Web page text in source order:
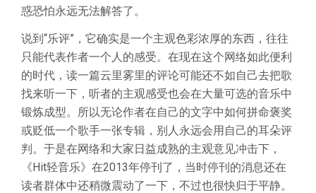
惑恐怕永远无法解答了。
说到“乐评”，它确实是一个主观色彩浓厚的东西，往往
只能代表作者一个人的感受。在现在这个网络如此便利
的时代，读一篇云里雾里的评论可能还不如自己去把歌
找来听一下，听者的主观感受也会在大量可选的音乐中
锻炼成型。所以无论作者在自己的文字中如何拼命褒奖
或贬低一个歌手一张专辑，别人永远会用自己的耳朵评
判。于是在网络和大家日益成熟的主观意见冲击下，
《Hit轻音乐》在2013年停刊了，当时停刊的消息还在
读者群体中还稍微震动了一下，不过也很快归于平静。